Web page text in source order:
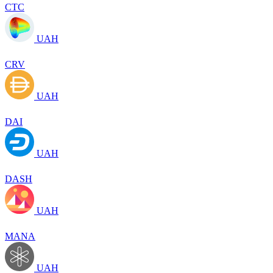
CTC
UAH
CRV
UAH
DAI
UAH
DASH
UAH
MANA
UAH